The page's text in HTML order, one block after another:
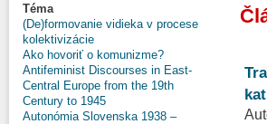
Téma
(De)formovanie vidieka v procese
kolektivizácie
Ako hovoriť o komunizme?
Antifeminist Discourses in East-
Central Europe from the 19th
Century to 1945
Autonómia Slovenska 1938 –